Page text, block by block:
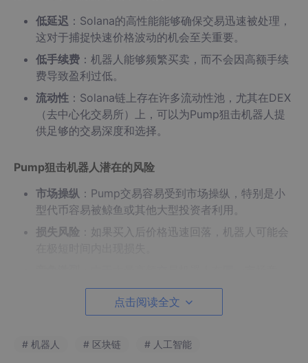
低延迟 ：Solana的高性能能够确保交易迅速被处理，
这对于捕捉快速价格波动的机会至关重要。
低手续费 ：机器人能够频繁买卖，而不会因高额手续
费导致盈利过低。
流动性 ：Solana链上存在许多流动性池，尤其在DEX
（去中心化交易所）上，可以为Pump狙击机器人提
供足够的交易深度和选择。
Pump狙击机器人潜在的风险
市场操纵 ：Pump交易容易受到市场操纵，特别是小
型代币容易被鲸鱼或其他大型投资者利用。
损失风险 ：如果买入后价格迅速回落，机器人可能会
争，抢购和套利机会可能会被其他机器人迅速抢占。
Pump狙击机器人在Solana链上是利用其高性能和低手续费进行高
点击阅读全文
# 机器人 # 区块链 # 人工智能